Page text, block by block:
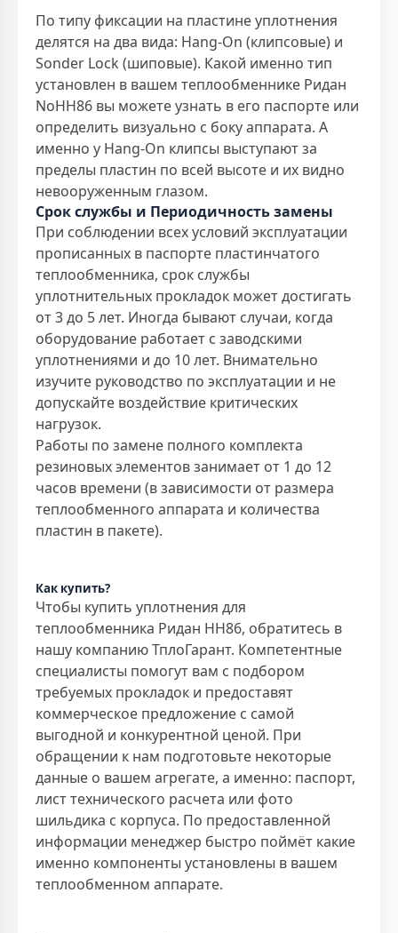
По типу фиксации на пластине уплотнения
делятся на два вида: Hang-On (клипсовые) и
Sonder Lock (шиповые). Какой именно тип
установлен в вашем теплообменнике Ридан
NoНН86 вы можете узнать в его паспорте или
определить визуально с боку аппарата. А
именно у Hang-On клипсы выступают за
пределы пластин по всей высоте и их видно
невооруженным глазом.
Срок службы и Периодичность замены
При соблюдении всех условий эксплуатации
прописанных в паспорте пластинчатого
теплообменника, срок службы
уплотнительных прокладок может достигать
от 3 до 5 лет. Иногда бывают случаи, когда
оборудование работает с заводскими
уплотнениями и до 10 лет. Внимательно
изучите руководство по эксплуатации и не
допускайте воздействие критических
нагрузок.
Работы по замене полного комплекта
резиновых элементов занимает от 1 до 12
часов времени (в зависимости от размера
теплообменного аппарата и количества
пластин в пакете).
Как купить?
Чтобы купить уплотнения для
теплообменника Ридан НН86, обратитесь в
нашу компанию ТплоГарант. Компетентные
специалисты помогут вам с подбором
требуемых прокладок и предоставят
коммерческое предложение с самой
выгодной и конкурентной ценой. При
обращении к нам подготовьте некоторые
данные о вашем агрегате, а именно: паспорт,
лист технического расчета или фото
шильдика с корпуса. По предоставленной
информации менеджер быстро поймёт какие
именно компоненты установлены в вашем
теплообменном аппарате.